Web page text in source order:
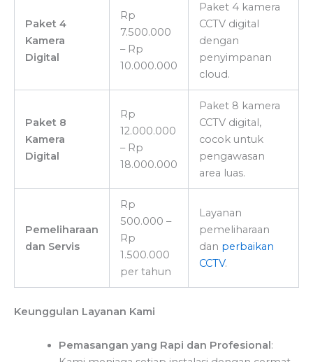
Paket 4
Kamera
Digital
Rp
7.500.000
– Rp
10.000.000
Paket 4 kamera
CCTV digital
dengan
penyimpanan
cloud.
Paket 8
Kamera
Digital
Rp
12.000.000
– Rp
18.000.000
Paket 8 kamera
CCTV digital,
cocok untuk
pengawasan
area luas.
Pemeliharaan
dan Servis
Rp
500.000 –
Rp
1.500.000
per tahun
Layanan
pemeliharaan
dan perbaikan
CCTV.
Keunggulan Layanan Kami
Pemasangan yang Rapi dan Profesional: